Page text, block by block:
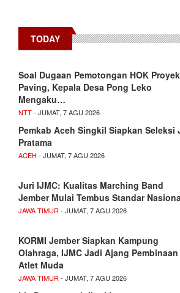
TODAY
​Soal Dugaan Pemotongan HOK Proyek
Paving, Kepala Desa Pong Leko
Mengaku…
NTT- JUMAT, 7 AGU 2026
Pemkab Aceh Singkil Siapkan Seleksi
Pratama
ACEH - JUMAT, 7 AGU 2026
Juri IJMC: Kualitas Marching Band
Jember Mulai Tembus Standar
JAWA TIMUR- JUMAT, 7 AGU 2026
KORMI Jember Siapkan Kampung
Olahraga, IJMC Jadi Ajang Pembinaan
Atlet Muda
JAWA TIMUR- JUMAT, 7 AGU 2026